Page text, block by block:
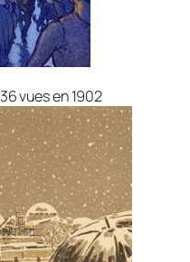
vues en 1902